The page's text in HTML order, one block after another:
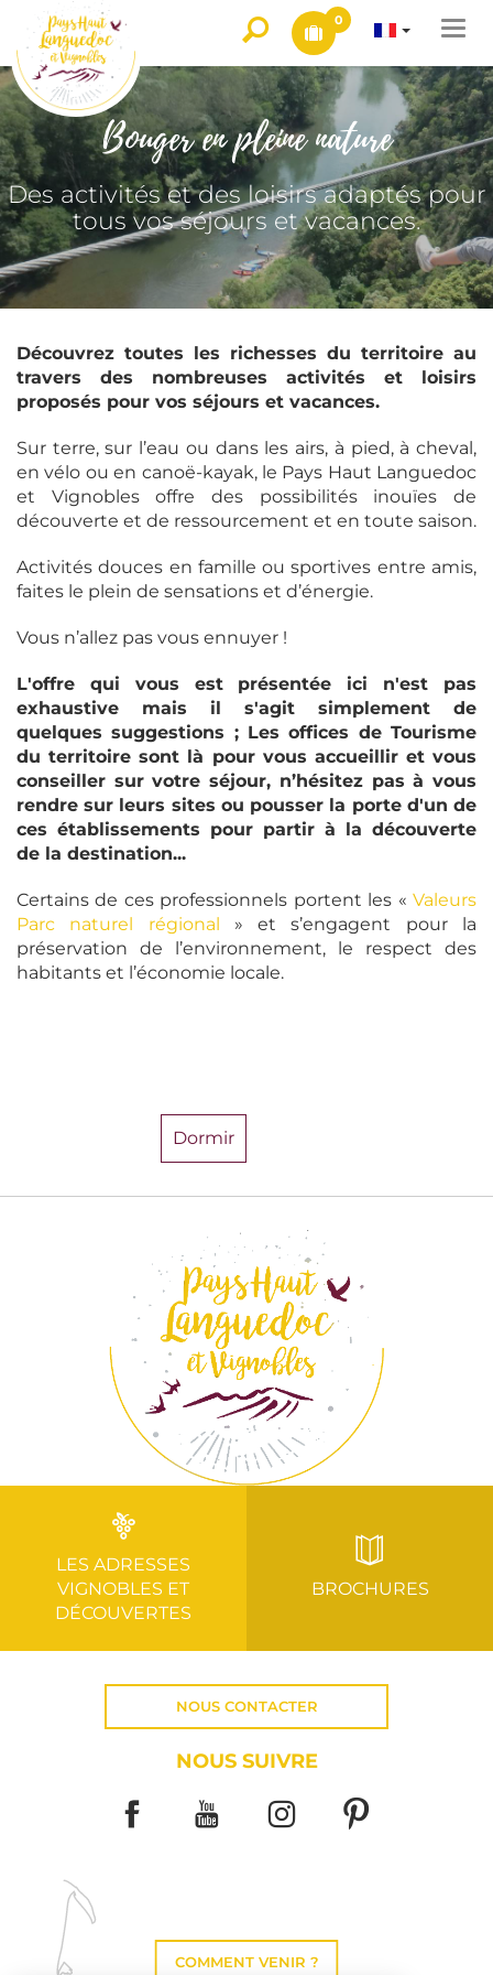
0
Bouger en pleine nature
Des activités et des loisirs adaptés pour
tous vos séjours et vacances.
Découvrez toutes les richesses du territoire au
travers des nombreuses activités et loisirs
proposés pour vos séjours et vacances.
Sur terre, sur l’eau ou dans les airs, à pied, à cheval,
en vélo ou en canoë-kayak, le Pays Haut Languedoc
et Vignobles offre des possibilités inouïes de
découverte et de ressourcement et en toute saison.
Activités douces en famille ou sportives entre amis,
faites le plein de sensations et d’énergie.
Vous n’allez pas vous ennuyer !
L'offre qui vous est présentée ici n'est pas
exhaustive mais il s'agit simplement de
quelques suggestions ; Les offices de Tourisme
du territoire sont là pour vous accueillir et vous
conseiller sur votre séjour, n’hésitez pas à vous
rendre sur leurs sites ou pousser la porte d'un de
ces établissements pour partir à la découverte
de la destination...
Certains de ces professionnels portent les « Valeurs
Parc naturel régional » et s’engagent pour la
préservation de l’environnement, le respect des
habitants et l’économie locale.
Dormir
LES ADRESSES
VIGNOBLES ET
DÉCOUVERTES
BROCHURES
NOUS CONTACTER
NOUS SUIVRE
COMMENT VENIR ?